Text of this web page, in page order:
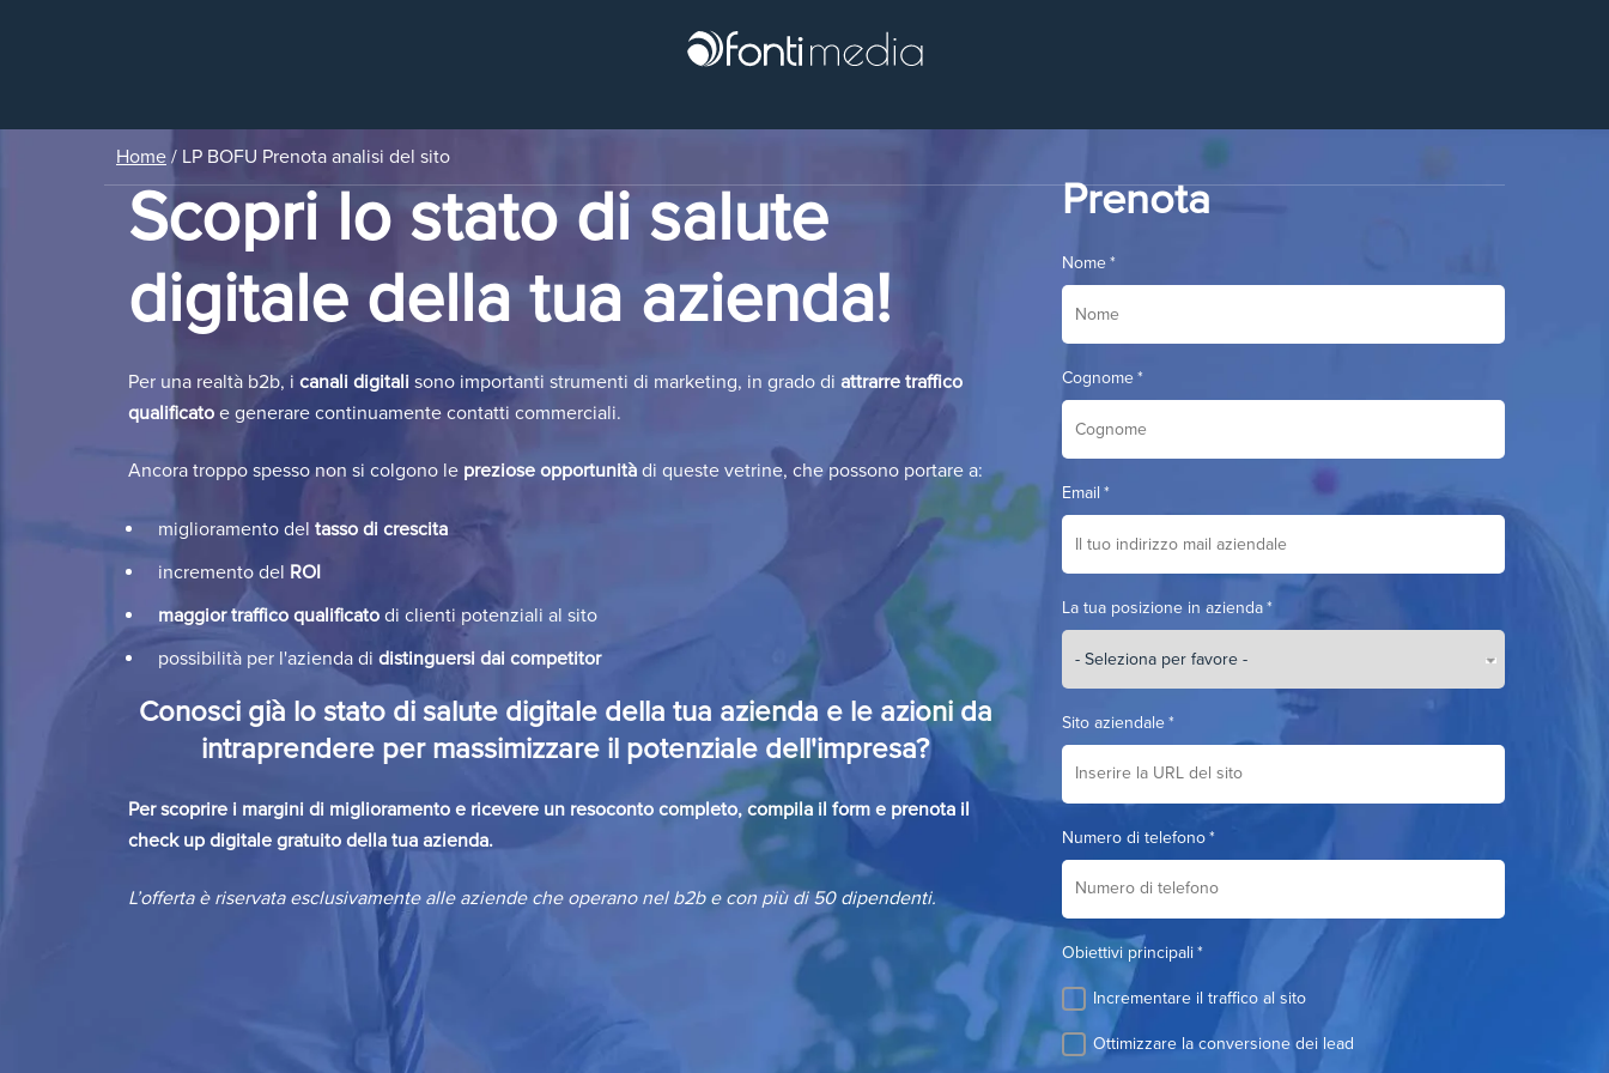
Home / LP BOFU Prenota analisi del sito
Scopri lo stato di salute
digitale della tua azienda!
Per una realtà b2b, i canali digitali sono importanti strumenti di marketing, in grado di attrarre traffico
qualificato e generare continuamente contatti commerciali.
Ancora troppo spesso non si colgono le preziose opportunità di queste vetrine, che possono portare a:
miglioramento del tasso di crescita
incremento del ROI
maggior traffico qualificato di clienti potenziali al sito
possibilità per l'azienda di distinguersi dai competitor
Conosci già lo stato di salute digitale della tua azienda e le azioni da
intraprendere per massimizzare il potenziale dell'impresa?
Per scoprire i margini di miglioramento e ricevere un resoconto completo, compila il form e prenota il
check up digitale gratuito della tua azienda.
L’offerta è riservata esclusivamente alle aziende che operano nel b2b e con più di 50 dipendenti.
Prenota
Nome*
Cognome*
Email *
La tua posizione in azienda*
Sito aziendale*
Numero di telefono*
Obiettivi principali*
Incrementare il traffico al sito
Ottimizzare la conversione dei lead